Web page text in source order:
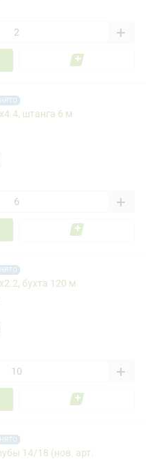
+
штанга 6 м
+
бухта 120 м
+
14/18 (нов. арт.